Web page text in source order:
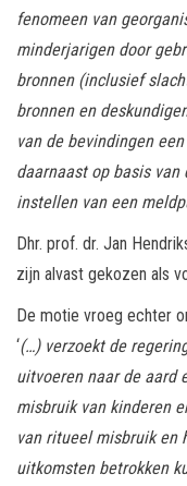
fenomeen van
minderjarigen door
bronnen (inclusief
bronnen en
van de bevindingen
daarnaast op basis
instellen van een
Dhr. prof. dr. Jan
zijn alvast gekozen als
De motie vroeg echter
‘(…) verzoekt de
uitvoeren naar de aard
misbruik van kinderen
van ritueel misbruik en
uitkomsten betrokken